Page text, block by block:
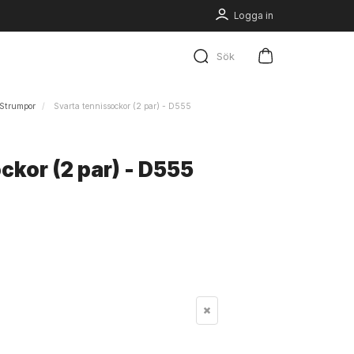
Logga in
Sök
Strumpor Svarta tennissockor (2 par) - D555
(2 par) - D555